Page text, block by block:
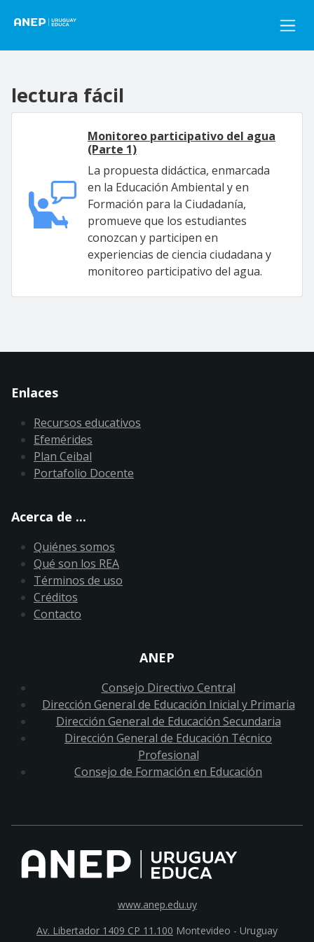
lectura fácil
Monitoreo participativo del agua
(Parte 1)
La propuesta didáctica, enmarcada
en la Educación Ambiental y en
Formación para la Ciudadanía,
promueve que los estudiantes
conozcan y participen en
experiencias de ciencia ciudadana y
monitoreo participativo del agua.
Enlaces
Recursos educativos
Efemérides
Plan Ceibal
Portafolio Docente
Acerca de ...
Quiénes somos
Qué son los REA
Términos de uso
Créditos
Contacto
ANEP
Consejo Directivo Central
Dirección General de Educación Inicial y Primaria
Dirección General de Educación Secundaria
Dirección General de Educación Técnico
Profesional
Consejo de Formación en Educación
www.anep.edu.uy
Av. Libertador 1409 CP 11.100 Montevideo - Uruguay